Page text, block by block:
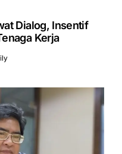
Dialog, Insentif
Kerja